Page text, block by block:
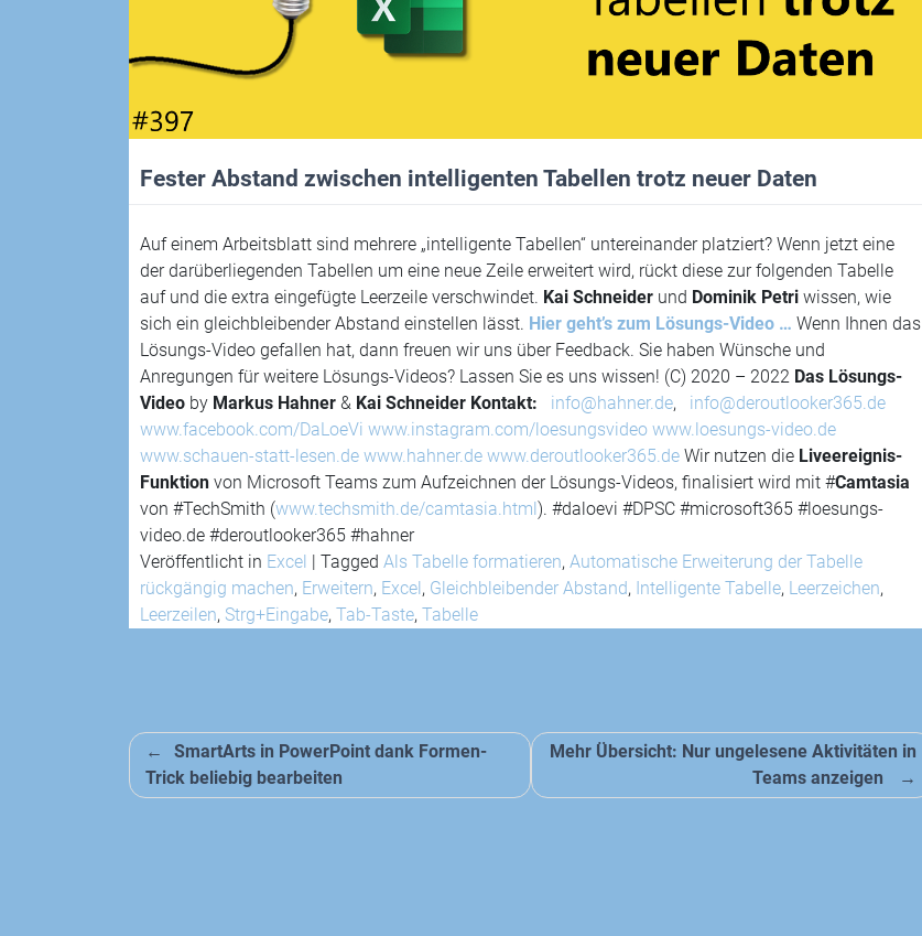
Fester Abstand zwischen intelligenten Tabellen trotz neuer Daten
Auf einem Arbeitsblatt sind mehrere „intelligente Tabellen“ untereinander platziert? Wenn jetzt eine
der darüberliegenden Tabellen um eine neue Zeile erweitert wird, rückt diese zur folgenden Tabelle
auf und die extra eingefügte Leerzeile verschwindet. Kai Schneider und Dominik Petri wissen, wie
sich ein gleichbleibender Abstand einstellen lässt. Hier geht’s zum Lösungs-Video … Wenn Ihnen das
Lösungs-Video gefallen hat, dann freuen wir uns über Feedback. Sie haben Wünsche und
Anregungen für weitere Lösungs-Videos? Lassen Sie es uns wissen! (C) 2020 – 2022 Das Lösungs-
Video by Markus Hahner & Kai Schneider Kontakt: info@hahner.de, info@deroutlooker365.de
www.facebook.com/DaLoeVi www.instagram.com/loesungsvideo www.loesungs-video.de
www.schauen-statt-lesen.de www.hahner.de www.deroutlooker365.de Wir nutzen die Liveereignis-
Funktion von Microsoft Teams zum Aufzeichnen der Lösungs-Videos, finalisiert wird mit #Camtasia
von #TechSmith (www.techsmith.de/camtasia.html ). #daloevi #DPSC #microsoft365 #loesungs-
video.de #deroutlooker365 #hahner
Veröffentlicht in Excel Tagged Als Tabelle formatieren, Automatische Erweiterung der Tabelle
rückgängig machen, Erweitern, Excel , Gleichbleibender Abstand, Intelligente Tabelle, Leerzeichen,
Leerzeilen, Strg+Eingabe, Tab-Taste, Tabelle
Beitragsnavigation
SmartArts in PowerPoint dank Formen-
Trick beliebig bearbeiten
Mehr Übersicht: Nur ungelesene Aktivitäten in
Teams anzeigen